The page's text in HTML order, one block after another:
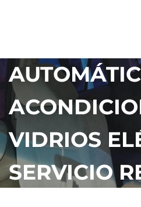
VIDRIOS
SERVICIO